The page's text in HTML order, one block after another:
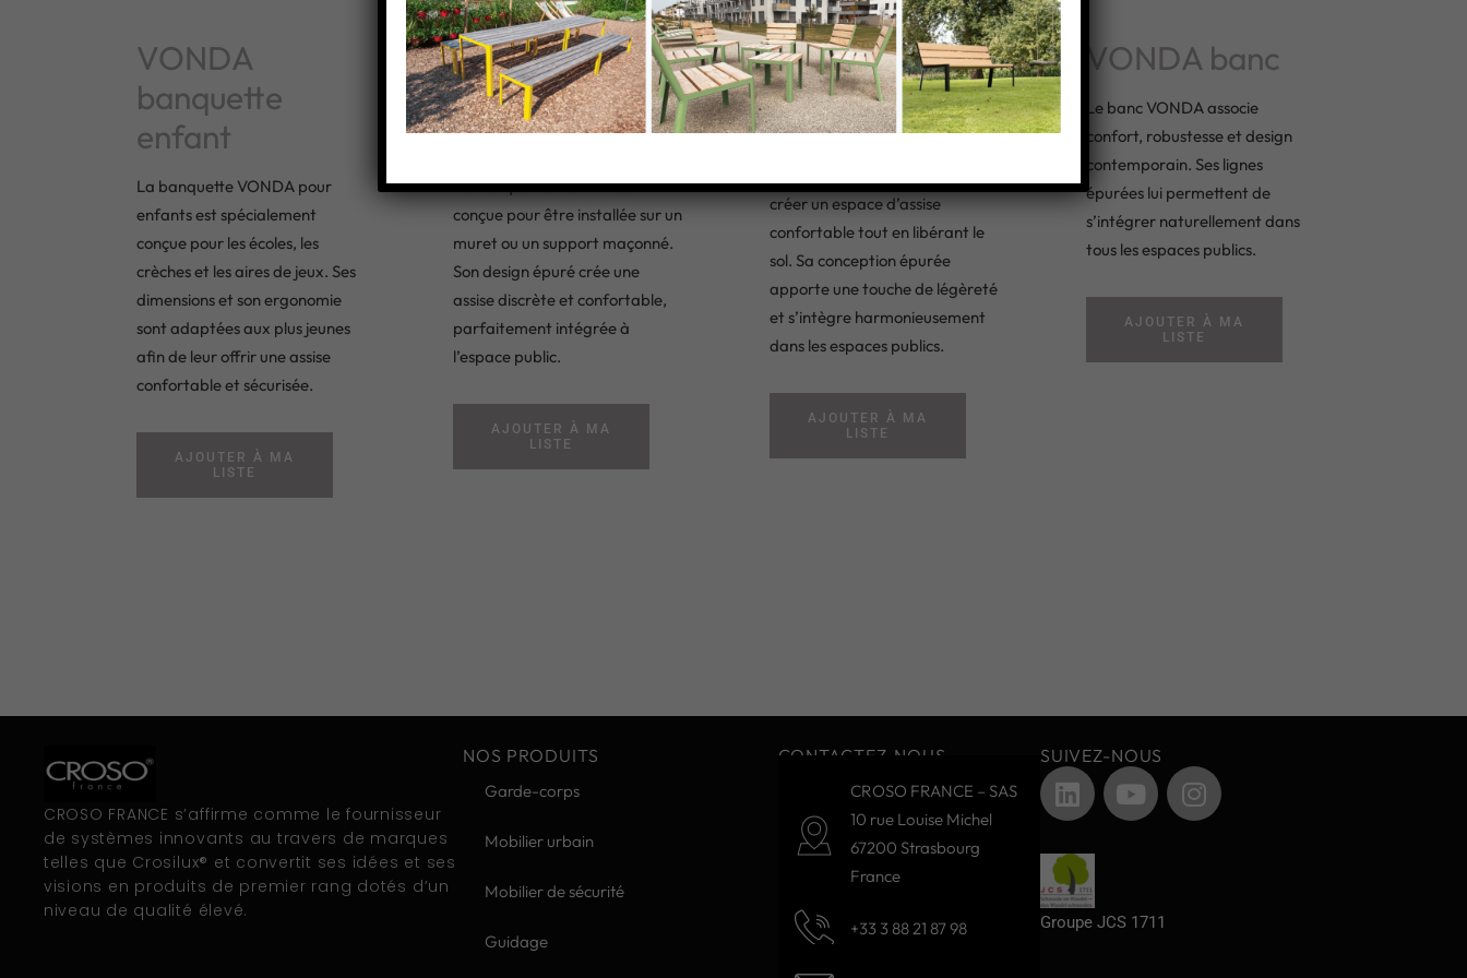
VONDA
banquette
enfant
La banquette VONDA pour
enfants est spécialement
conçue pour les écoles, les
crèches et les aires de jeux. Ses
dimensions et son ergonomie
sont adaptées aux plus jeunes
afin de leur offrir une assise
confortable et sécurisée.
AJOUTER À MA
LISTE
VONDA
banquette sur
muret
La banquette VONDA est
conçue pour être installée sur un
muret ou un support maçonné.
Son design épuré crée une
assise discrète et confortable,
parfaitement intégrée à
l’espace public.
AJOUTER À MA
LISTE
VONDA banc
mural
créer un espace d’assise
confortable tout en libérant le
sol. Sa conception épurée
apporte une touche de légèreté
et s’intègre harmonieusement
dans les espaces publics.
AJOUTER À MA
LISTE
VONDA banc
Le banc VONDA associe
confort, robustesse et design
contemporain. Ses lignes
épurées lui permettent de
s’intégrer naturellement dans
tous les espaces publics.
AJOUTER À MA
LISTE
CROSO FRANCE s’affirme comme le fournisseur
de systèmes innovants au travers de marques
telles que Crosilux® et convertit ses idées et ses
visions en produits de premier rang dotés d’un
niveau de qualité élevé.
NOS PRODUITS
Garde-corps
Mobilier urbain
Mobilier de sécurité
Guidage
CONTACTEZ-NOUS
CROSO FRANCE – SAS
10 rue Louise Michel
67200 Strasbourg
France
+33 3 88 21 87 98
SUIVEZ-NOUS
Groupe JCS 1711